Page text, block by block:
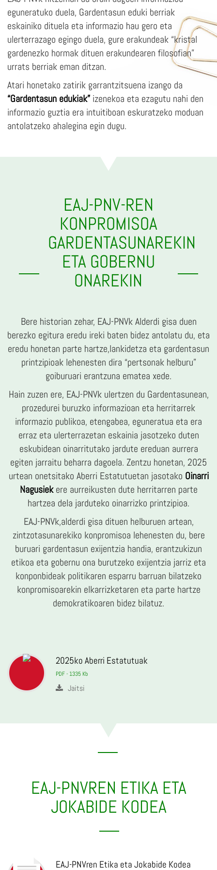
eguneratuko duela, Gardentasun eduki berriak
eskainiko dituela eta informazio hau gero eta
ulerterrazago egingo duela, gure erakundeak “kristal
gardenezko hormak dituen erakundearen filosofian”
urrats berriak eman ditzan.
Atari honetako zatirik garrantzitsuena izango da
“Gardentasun edukiak”izenekoa eta ezagutu nahi den
informazio guztia era intuitiboan eskuratzeko moduan
antolatzeko ahalegina egin dugu.
EAJ-PNV-REN
KONPROMISOA
GARDENTASUNAREKIN
ETA GOBERNU
ONAREKIN
Bere historian zehar, EAJ-PNVk Alderdi gisa duen
berezko egitura eredu ireki baten bidez antolatu du, eta
eredu honetan parte hartze,lankidetza eta gardentasun
printzipioak lehenesten dira “pertsonak helburu”
goiburuari erantzuna ematea xede.
Hain zuzen ere, EAJ-PNVk ulertzen du Gardentasunean,
prozedurei buruzko informazioan eta herritarrek
informazio publikoa, etengabea, eguneratua eta era
erraz eta ulerterrazetan eskainia jasotzeko duten
eskubidean oinarritutako jardute ereduan aurrera
egiten jarraitu beharra dagoela. Zentzu honetan, 2025
urtean onetsitako Aberri Estatutuetan jasotako Oinarri
Nagusiekere aurreikusten dute herritarren parte
hartzea dela jarduteko oinarrizko printzipioa.
EAJ-PNVk,alderdi gisa dituen helburuen artean,
zintzotasunarekiko konpromisoa lehenesten du, bere
buruari gardentasun exijentzia handia, erantzukizun
etikoa eta gobernu ona burutzeko exijentzia jarriz eta
konponbideak politikaren esparru barruan bilatzeko
konpromisoarekin elkarrizketaren eta parte hartze
demokratikoaren bidez bilatuz.
2025ko Aberri Estatutuak
PDF - 1335 Kb
Jaitsi
EAJ-PNVREN ETIKA ETA
JOKABIDE KODEA
EAJ-PNVren Etika eta Jokabide Kodea